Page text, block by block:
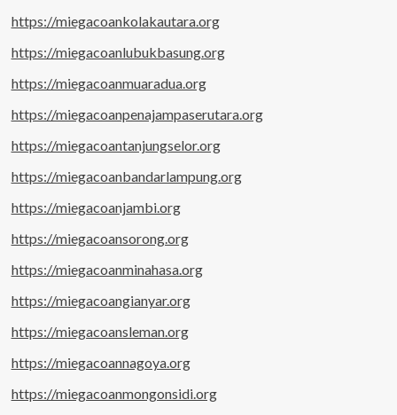
https://miegacoankolakautara.org
https://miegacoanlubukbasung.org
https://miegacoanmuaradua.org
https://miegacoanpenajampaserutara.org
https://miegacoantanjungselor.org
https://miegacoanbandarlampung.org
https://miegacoanjambi.org
https://miegacoansorong.org
https://miegacoanminahasa.org
https://miegacoangianyar.org
https://miegacoansleman.org
https://miegacoannagoya.org
https://miegacoanmongonsidi.org